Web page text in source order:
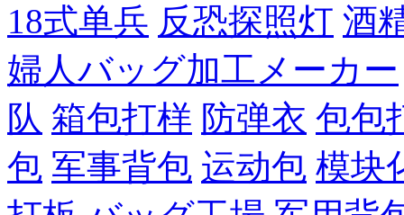
18式单兵 反恐探照灯 酒
婦人バッグ加工メーカー
队 箱包打样 防弹衣 包包
包 军事背包 运动包 模块